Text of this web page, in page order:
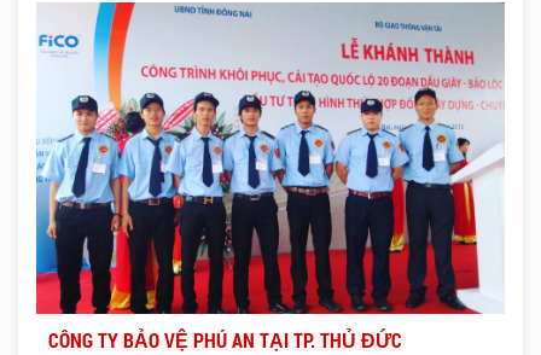
CÔNG TY BẢO VỆ PHÚ AN TẠI TP. THỦ ĐỨC